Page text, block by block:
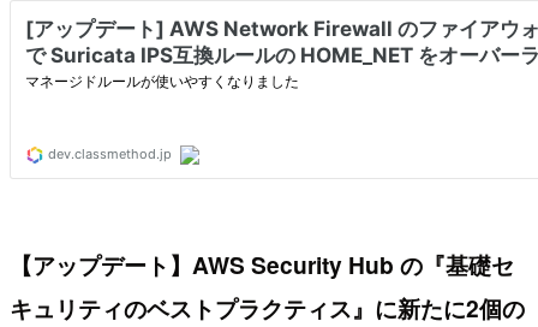
【アップデート】AWS Security Hub の『基礎セ
キュリティのベストプラクティス』に新たに2個の